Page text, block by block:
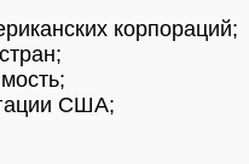
корпораций;
США;